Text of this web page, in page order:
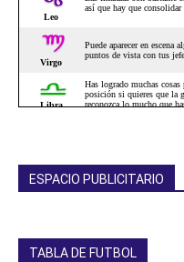
ESPACIO PUBLICITARIO
TABLA DE FUTBOL